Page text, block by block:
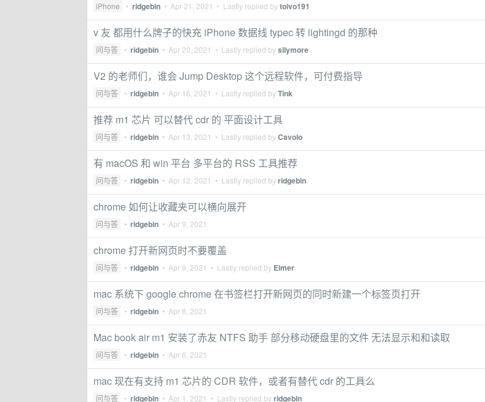
iPhone • ridgebin • Apr 21, 2021 • Lastly replied bytoivo191
v 友 都用什么牌子的快充 iPhone 数据线 typec 转 lightingd 的那种
问与答 • ridgebin • Apr 20, 2021 • Lastly replied bysilymore
V2 的老师们，谁会 Jump Desktop 这个远程软件，可付费指导
问与答 • ridgebin • Apr 16, 2021 • Lastly replied byTink
推荐 m1 芯片 可以替代 cdr 的 平面设计工具
问与答 • ridgebin • Apr 13, 2021 • Lastly replied byCavolo
有 macOS 和 win 平台 多平台的 RSS 工具推荐
问与答 • ridgebin • Apr 12, 2021 • Lastly replied byridgebin
chrome 如何让收藏夹可以横向展开
问与答 • ridgebin • Apr 9, 2021
chrome 打开新网页时不要覆盖
问与答 • ridgebin • Apr 9, 2021 • Lastly replied by Elmer
mac 系统下 google chrome 在书签栏打开新网页的同时新建一个标签页打开
问与答 • ridgebin • Apr 8, 2021
Mac book air m1 安装了赤友 NTFS 助手 部分移动硬盘里的文件 无法显示和和读取
问与答 • ridgebin • Apr 6, 2021
mac 现在有支持 m1 芯片的 CDR 软件，或者有替代 cdr 的工具么
问与答 • ridgebin • Apr 1, 2021 • Lastly replied byridgebin